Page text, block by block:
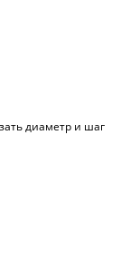
диаметр и шаг